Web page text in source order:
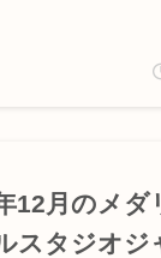
12月のメダ
スタジオジ